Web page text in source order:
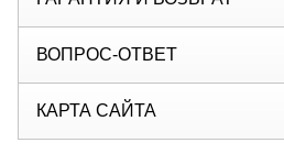
ВОПРОС-ОТВЕТ
КАРТА САЙТА